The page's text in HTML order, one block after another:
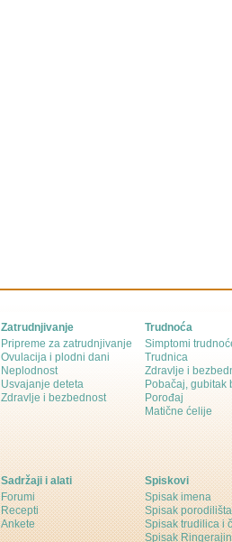
Zatrudnjivanje
Pripreme za zatrudnjivanje
Ovulacija i plodni dani
Neplodnost
Usvajanje deteta
Zdravlje i bezbednost
Trudnoća
Simptomi
Trudnica
Zdravlje i
Pobačaj, gubitak
Porođaj
Matične ćelije
Sadržaji i alati
Forumi
Recepti
Ankete
Spiskovi
Spisak imena
Spisak
Spisak trudilica i
Spisak